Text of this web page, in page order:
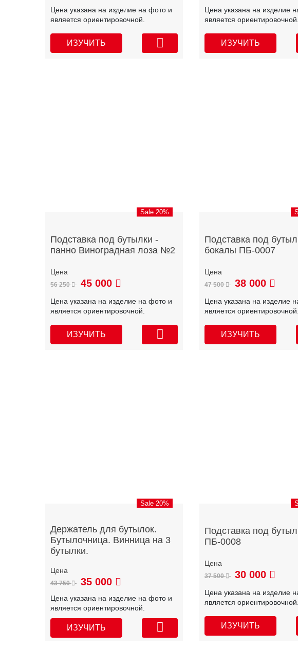
Цена указана на изделие на фото и
является ориентировочной.
ИЗУЧИТЬ
Цена указана на изделие
является ориентировочной.
ИЗУЧИТЬ
Sale 20%
Подставка под бутылки -
панно Виноградная лоза №2
56 250 45 000
Цена указана на изделие на фото и
является ориентировочной.
ИЗУЧИТЬ
Подставка под
бокалы ПБ-0007
47 500 38 000
Цена указана на изделие
является ориентировочной.
ИЗУЧИТЬ
Sale 20%
Держатель для бутылок.
Бутылочница. Винница на 3
бутылки.
43 750 35 000
Цена указана на изделие на фото и
является ориентировочной.
ИЗУЧИТЬ
Подставка под
ПБ-0008
37 500 30 000
Цена указана на изделие
является ориентировочной.
ИЗУЧИТЬ